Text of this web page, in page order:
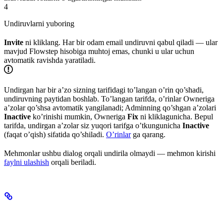
4
Undiruvlarni yuboring
Invite ni kliklang. Har bir odam email undiruvni qabul qiladi — ular
mavjud Flowstep hisobiga muhtoj emas, chunki u ular uchun
avtomatik ravishda yaratiladi.
Undirgan har bir a’zo sizning tarifidagi to’langan o’rin qo’shadi,
undiruvning paytidan boshlab. To’langan tarifda, o’rinlar Owneriga
a’zolar qo’shsa avtomatik yangilanadi; Adminning qo’shgan a’zolari
Inactive ko’rinishi mumkin, Owneriga Fix ni kliklagunicha. Bepul
tarifda, undirgan a’zolar siz yuqori tarifga o’tkungunicha Inactive
(faqat o’qish) sifatida qo’shiladi. O’rinlarga qarang.
Mehmonlar ushbu dialog orqali undirila olmaydi — mehmon kirishi
faylni ulashish orqali beriladi.